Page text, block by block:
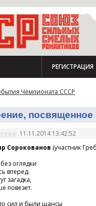
РЕГИСТРАЦИЯ
Чемпионата СССР
посвященное
11.11.2014 13:42:52
Сорокованов (участник
оглядки
вперед.
загадка,
повезет.
сил и были шансы